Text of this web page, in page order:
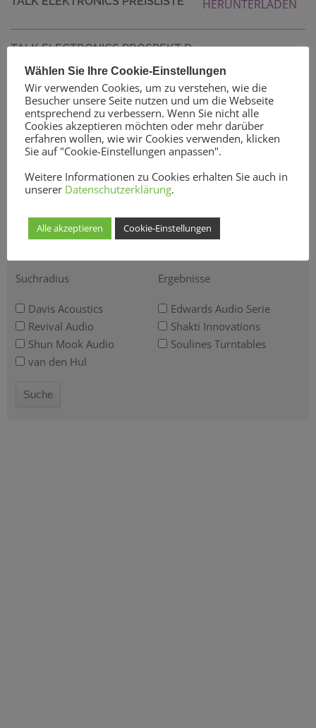
HERUNTERLADEN
TALK ELECTRONICS PROSPEKT D HERUNTERLADEN
Händlersuche
Ihr Standort:
Suchradius Ergebnisse
Davis Acoustics
Edwards Audio Serie
Revival Audio
Shakti Innovations
Shun Mook Audio
Soulines Turntables
van den Hul
Wählen Sie Ihre Cookie-Einstellungen
Wir verwenden Cookies, um zu verstehen, wie die
Besucher unsere Seite nutzen und um die Webseite
entsprechend zu verbessern. Wenn Sie nicht alle
Cookies akzeptieren möchten oder mehr darüber
erfahren wollen, wie wir Cookies verwenden, klicken
Sie auf "Cookie-Einstellungen anpassen".
Weitere Informationen zu Cookies erhalten Sie auch in
unserer Datenschutzerklärung.
Alle akzeptieren Cookie-Einstellungen